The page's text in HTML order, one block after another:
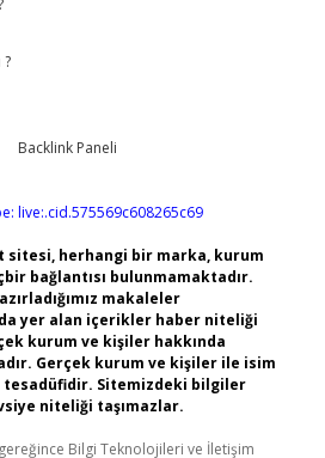
?
live:.cid.575569c608265c69
sitesi, herhangi bir marka, kurum
bağlantısı bulunmamaktadır.
makaleler
yer alan içerikler haber niteliği
kurum ve kişiler hakkında
Gerçek kurum ve kişiler ile isim
Sitemizdeki bilgiler
niteliği taşımazlar.
gereğince Bilgi Teknolojileri ve İletişim